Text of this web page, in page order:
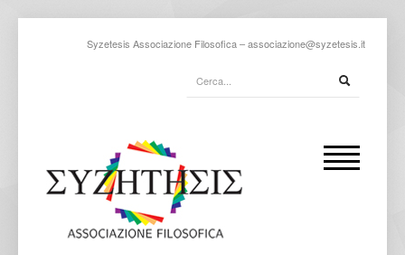
Syzetesis Associazione Filosofica –associazione@syzetesis.it